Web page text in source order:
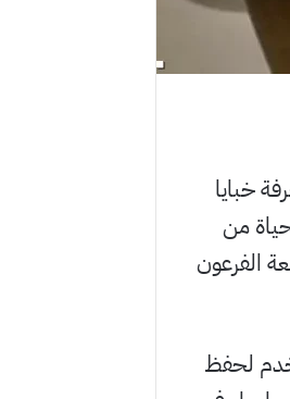
خبايا
من
الفرعون
لحفظ